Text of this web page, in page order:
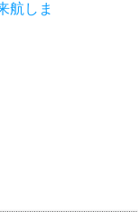
航しま